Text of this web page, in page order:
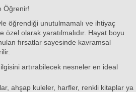
Öğrenir!
öğrendiği unutulmamalı ve ihtiyaç
olarak yaratılmalıdır. Hayat boyu
fırsatlar sayesinde kavramsal
artırabilecek nesneler en ideal
ahşap kuleler, harfler, renkli kitaplar ya